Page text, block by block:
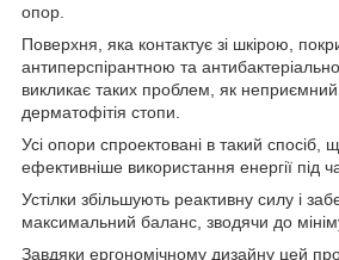
опор.
Поверхня, яка контактує зі шкірою,
антиперспірантною та
викликає таких проблем, як неприємний
дерматофітія стопи.
Усі опори спроектовані в такий спосіб,
ефективніше використання енергії під
Устілки збільшують реактивну силу і
максимальний баланс, зводячи до
Завдяки ергономічному дизайну цей